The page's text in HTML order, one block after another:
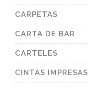
CARPETAS
CARTA DE BAR
CARTELES
CINTAS IMPRESAS